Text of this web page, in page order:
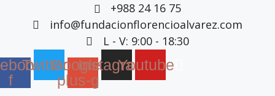
+988 24 16 75
info@fundacionflorencioalvarez.com
L - V: 9:00 - 18:30
f
TwitterGoogle-
plus-g
InstagramYoutube